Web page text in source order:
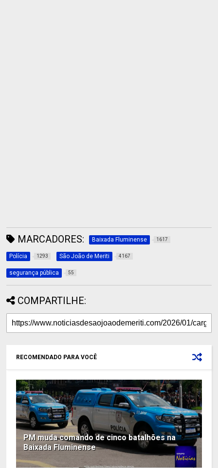
MARCADORES: Baixada Fluminense 1617
Polícia 1293 São João de Meriti 4167
segurança pública 55
COMPARTILHE:
RECOMENDADO PARA VOCÊ
PM muda comando de cinco batalhões na
Baixada Fluminense